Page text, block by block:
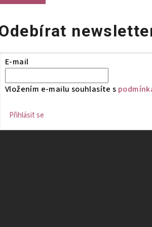
E-mail
Vložením e-mailu souhlasíte s
Přihlásit se